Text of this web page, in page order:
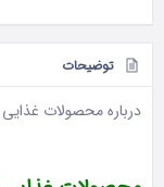
توضیحات
درباره محصولات